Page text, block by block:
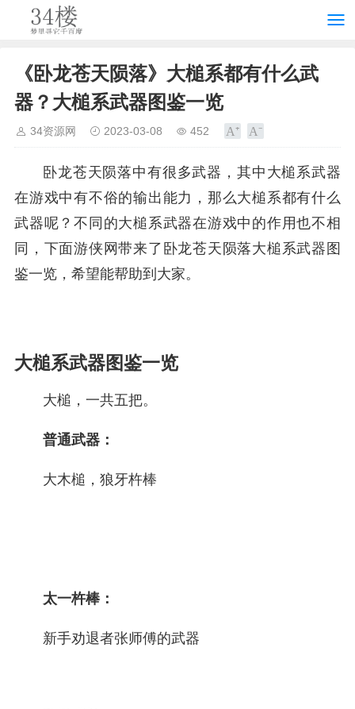
《卧龙苍天陨落》大槌系都有什么武
器？大槌系武器图鉴一览
34资源网 2023-03-08 452
卧龙苍天陨落中有很多武器，其中大槌系武器
在游戏中有不俗的输出能力，那么大槌系都有什么
武器呢？不同的大槌系武器在游戏中的作用也不相
同，下面游侠网带来了卧龙苍天陨落大槌系武器图
鉴一览，希望能帮助到大家。
大槌系武器图鉴一览
大槌，一共五把。
普通武器：
大木槌，狼牙杵棒
太一杵棒：
新手劝退者张师傅的武器